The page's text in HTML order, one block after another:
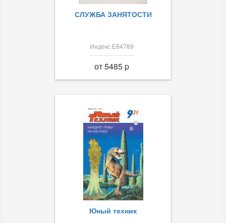
СЛУЖБА ЗАНЯТОСТИ
Индекс Е84789
от 5485 p
Юный техник